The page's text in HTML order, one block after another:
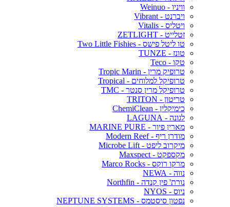
וויניו - Weinuo
ויברנט - Vibrant
ויטליס - Vitalis
זטלייט - ZETLIGHT
טו ליטל פישס - Two Little Fishies
טונז - TUNZE
טקו - Teco
טרופיק מרין - Tropic Marin
טרופיקל למלוחים - Tropical
טרופיקל מרין סנטר - TMC
טריטון - TRITON
כימיקלין - ChemiClean
לגונה - LAGUNA
מארין פיור - MARINE PURE
מודרן ריף - Modern Reef
מיקרוב ליפט - Microbe Lift
מקספקט - Maxspect
מרקו רוקס - Marco Rocks
נווה - NEWA
נורת' פין קנדה - Northfin
ניוס - NYOS
נפטון סיסטמס - NEPTUNE SYSTEMS